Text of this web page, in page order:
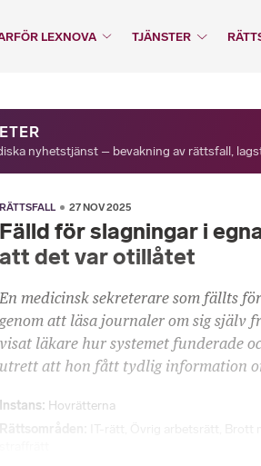
LEXNOVA TJÄNSTER
nyhetstjänst – bevakning av rättsfall,
RÄTTSFALL 27 NOV 2025
Fälld för slagningar i
att det var otillåtet
En medicinsk sekreterare som fällts
genom att läsa journaler om sig själv
visat läkare hur systemet funderade
utrett att hon fått tydlig information
Instans Hovrätterna